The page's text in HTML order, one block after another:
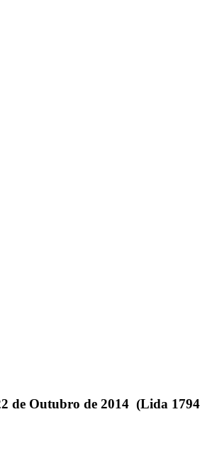
de Outubro de 2014 (Lida